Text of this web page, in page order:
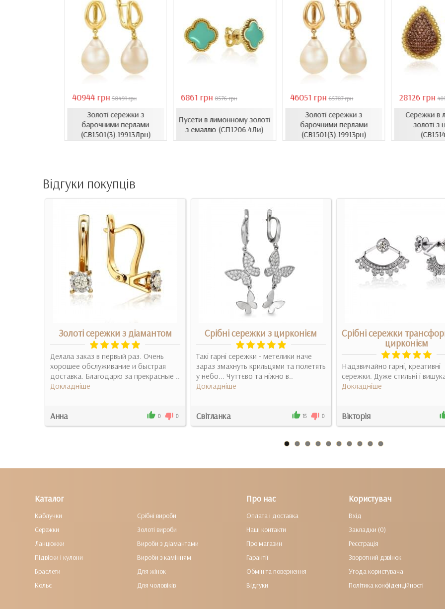
40944 грн 58491 грн
Золоті сережки з
барочними перлами
(СВ1501(3).19913Лрн)
6861 грн 8576 грн
Пусети в лимонному золоті
з емаллю (СП1206.4Ли)
46051 грн 65787 грн
Золоті сережки з
барочними перлами
(СВ1501(3).19913рн)
28126 грн
Сережки в
золоті з
Відгуки покупців
Золоті сережки з діамантом
Делала заказ в первый раз. Очень
хорошее обслуживание и быстрая
доставка. Благодарю за прекрасные ..
Докладніше
Анна 0 0
Срібні сережки з цирконієм
Такі гарні сережки - метелики наче
зараз змахнуть крильцями та полетять
у небо... Чуттєво та ніжно в..
Докладніше
Світланка 15 0
Срібні сережки
цирконієм
Надзвичайно гарні, креативні
сережки. Дуже стильні і
Докладніше
Вікторія
Каталог
Каблучки
Сережки
Ланцюжки
Підвіски і кулони
Браслети
Кольє
Срібні вироби
Золоті вироби
Вироби з діамантами
Вироби з камінням
Для жінок
Для чоловіків
Про нас
Оплата і доставка
Наші контакти
Про магазин
Гарантії
Обмін та повернення
Відгуки
Користувач
Вхід
Закладки (0)
Реєстрація
Зворотний дзвінок
Угода користувача
Політика конфіденційності